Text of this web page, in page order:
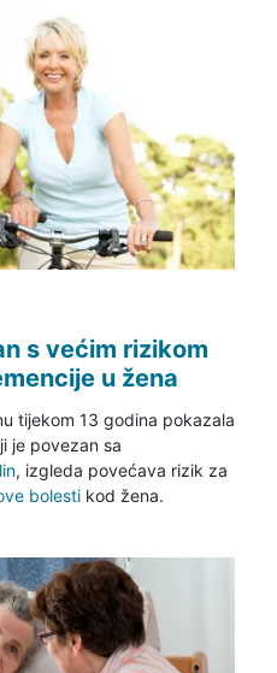
s većim rizikom
u žena
tijekom 13 godina pokazala
je povezan sa
, izgleda povećava rizik za
bolestikod žena.